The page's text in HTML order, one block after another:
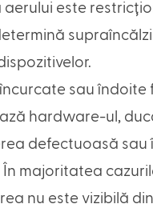
aerului este
sau îndoite
hardware-ul,
defectuoasă sau
În majoritatea
nu este vizibilă